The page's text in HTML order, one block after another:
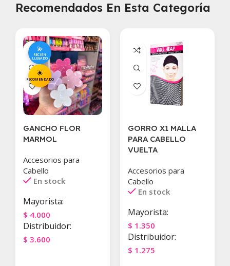
Recomendados En Esta Categoría
💫
RECIEN
LLEGADO
🌟
RECOMENDADO
GANCHO FLOR
MARMOL
Accesorios para
Cabello
En stock
Mayorista:
$ 4.000
Distribuidor:
$ 3.600
GORRO X1 MALLA
PARA CABELLO
VUELTA
Accesorios para
Cabello
En stock
Mayorista:
$ 1.350
Distribuidor:
$ 1.275